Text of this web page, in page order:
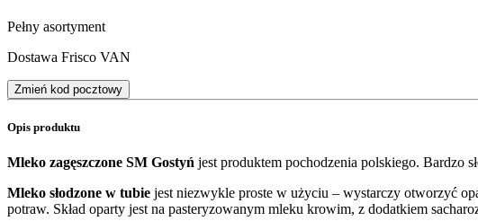
Pełny asortyment
Dostawa Frisco VAN
Zmień kod pocztowy
Opis produktu
Mleko zagęszczone SM Gostyń jest produktem pochodzenia polskiego. Bardzo
Mleko słodzone w tubie jest niezwykle proste w użyciu – wystarczy otworzyć
potraw. Skład oparty jest na pasteryzowanym mleku krowim, z dodatkiem